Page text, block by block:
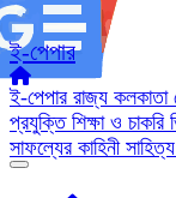
ই-পেপার
ই-পেপার রাজ্য কলকাতা
প্রযুক্তি শিক্ষা ও চাকরি
সাফল্যের কাহিনী